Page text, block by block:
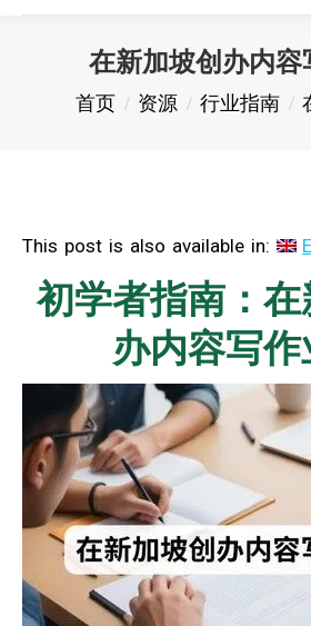
在新加坡创办内容
您在这里：
首页 资源 行业指南
This post is also available in:
初学者指南：
办内容写